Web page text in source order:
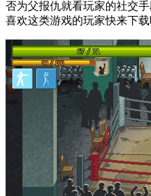
否为父报仇就看玩家的社交
喜欢这类游戏的玩家快来下载